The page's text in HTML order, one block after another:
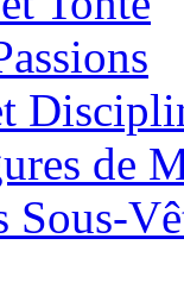
de
Sous-